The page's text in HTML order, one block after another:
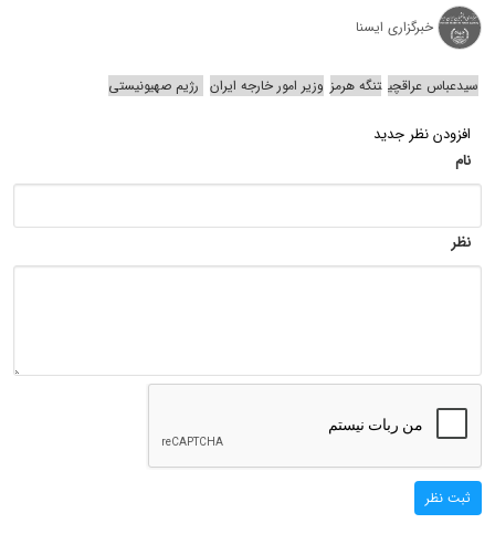
خبرگزاری ایسنا
سیدعباس عراقچی تنگه هرمز وزیر امور خارجه ایران رژیم صهیونیستی
افزودن نظر جدید
نام
نظر
ثبت نظر